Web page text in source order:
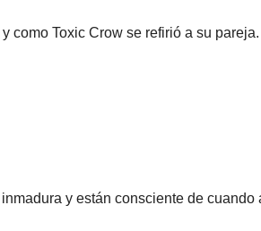
como Toxic Crow se refirió a su pareja.
y están consciente de cuando